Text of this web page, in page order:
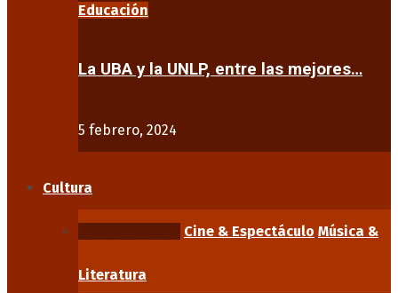
Educación
La UBA y la UNLP, entre las mejores…
5 febrero, 2024
Cultura
Cine & Espectáculo Música &
Literatura